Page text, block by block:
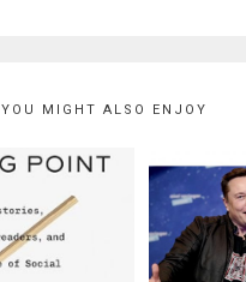
YOU MIGHT ALSO ENJOY